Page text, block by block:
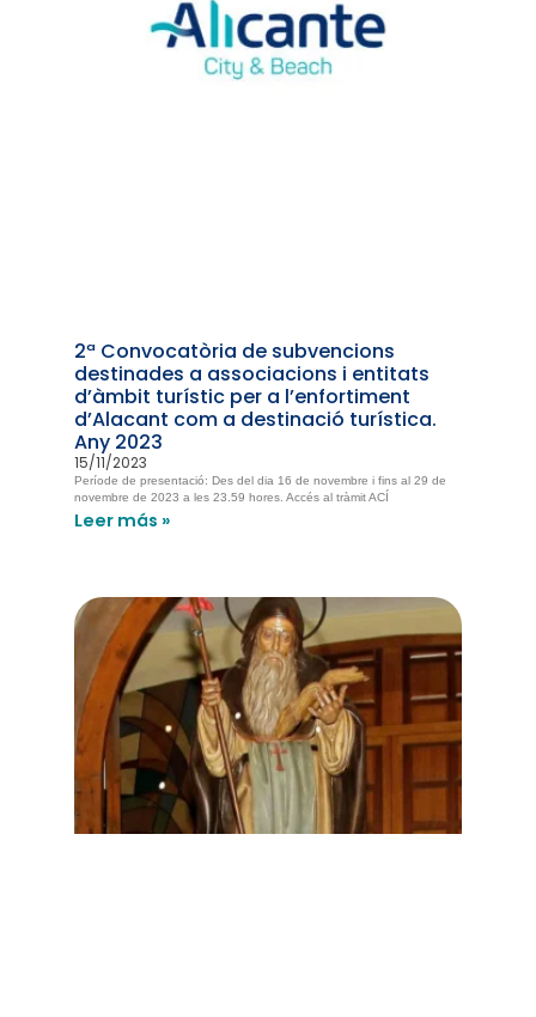
2ª Convocatòria de subvencions
destinades a associacions i entitats
d’àmbit turístic per a l’enfortiment
d’Alacant com a destinació turística.
Any 2023
15/11/2023
Període de presentació: Des del dia 16 de novembre i fins al 29 de
novembre de 2023 a les 23.59 hores. Accés al tràmit ACÍ
Leer más »